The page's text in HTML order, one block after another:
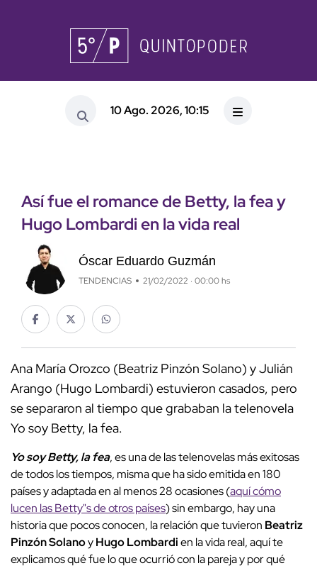
10 Ago. 2026, 10:15
Así fue el romance de Betty, la fea y
Hugo Lombardi en la vida real
Óscar Eduardo Guzmán
TENDENCIAS 21/02/2022 · 00:00 hs
Ana María Orozco (Beatriz Pinzón Solano) y Julián
Arango (Hugo Lombardi) estuvieron casados, pero
se separaron al tiempo que grababan la telenovela
Yo soy Betty, la fea.
Yo soy Betty, la fea, es una de las telenovelas más exitosas
de todos los tiempos, misma que ha sido emitida en 180
países y adaptada en al menos 28 ocasiones (aquí cómo
lucen las Betty"s de otros países) sin embargo, hay una
historia que pocos conocen, la relación que tuvieron Beatriz
Pinzón SolanoyHugo Lombardien la vida real, aquí te
explicamos qué fue lo que ocurrió con la pareja y por qué